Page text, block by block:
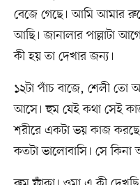
বেজে গেছে। আমি আমার
আছি। জানালার পাল্লাটা
কী হয় তা দেখার জন্য।
১২টা পাঁচ বাজে, শেলী তো
আসে। হুম যেই কথা সেই
শরীরে একটা ভয় কাজ
কতটা ভালোবাসি। সে কিনা